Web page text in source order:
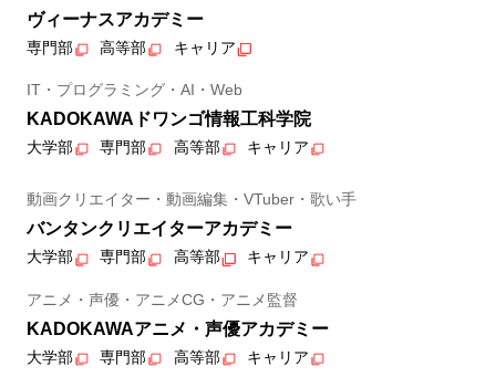
ヴィーナスアカデミー
専門部 高等部 キャリア
IT・プログラミング・AI・Web
KADOKAWAドワンゴ情報工科学院
大学部 専門部 高等部 キャリア
動画クリエイター・動画編集・VTuber・歌い手
バンタンクリエイターアカデミー
大学部 専門部 高等部 キャリア
アニメ・声優・アニメCG・アニメ監督
KADOKAWAアニメ・声優アカデミー
大学部 専門部 高等部 キャリア